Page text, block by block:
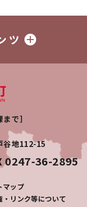
ツ
で］
谷地112-15
0247-36-2895
マップ
・リンク等について